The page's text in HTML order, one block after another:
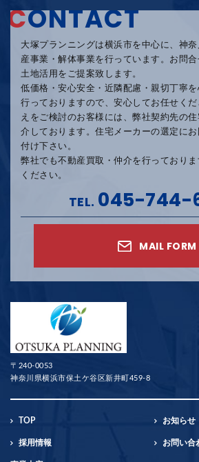
CONTACT
大塚プランニングは横浜市を中心に、神
産事業・解体事業を行っています。 お問
土地活用をご提案致します。
低価格・安心安全・近隣配慮・親切丁寧を
行っておりますので、安心してお任せくだ
えをご検討のお客様には、弊社契約先の
介しております。 住宅メーカーの選定に
付け下さい。
弊社でも不動産買取・仲介を行っており
ください。
TEL. 045-744-
MAIL FORM
〒240-0053
神奈川県横浜市保土ケ谷区新井町459-8
TOP お知らせ
採用情報 お問い合